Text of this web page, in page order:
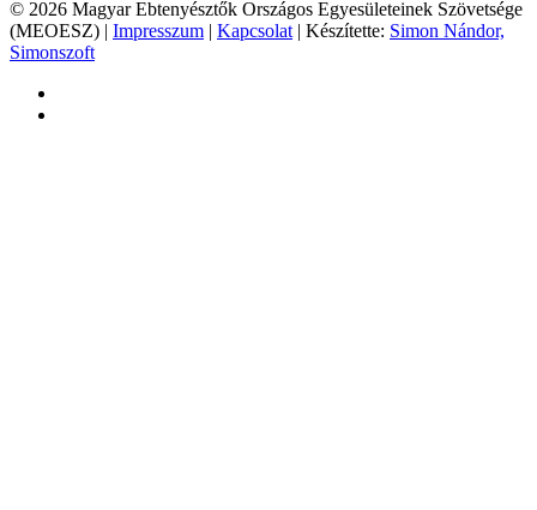
© 2026 Magyar Ebtenyésztők Országos Egyesületeinek Szövetsége
(MEOESZ) | Impresszum | Kapcsolat | Készítette: Simon Nándor,
Simonszoft